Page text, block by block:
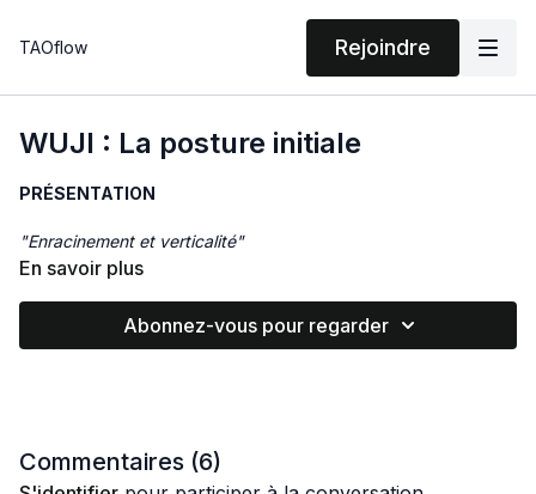
TAOflow Rejoindre
WUJI : La posture initiale
PRÉSENTATION
"Enracinement et verticalité"
Dans la cosmogonie taoïste, Wu Ji le "non manifesté"
En savoir plus
Abonnez-vous pour regarder
Commentaires (6)